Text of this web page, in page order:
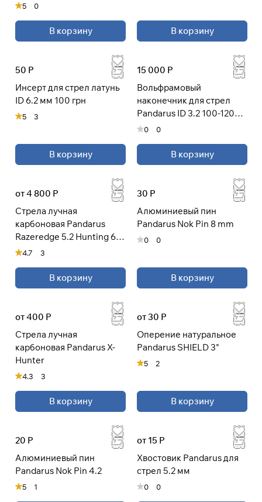
5 0
В корзину В корзину
50 Р
Инсерт для стрел латунь
ID 6.2 мм 100 грн
5 3
В корзину
15 000 Р
Вольфрамовый
наконечник для стрел
Pandarus ID 3.2 100-120
грн 4.8 мм
0 0
В корзину
от 4 800 Р
Стрела лучная
карбоновая Pandarus
Razeredge 5.2 Hunting 6
шт4.7 3
В корзину
30 Р
Алюминиевый пин
Pandarus Nok Pin 8 mm
0 0
В корзину
от 400 Р
Стрела лучная
карбоновая Pandarus X-
Hunter
4.3 3
В корзину
от 30 Р
Оперение натуральное
Pandarus SHIELD 3"
5 2
В корзину
20 Р
Алюминиевый пин
Pandarus Nok Pin 4.2
5 1
от 15 Р
Хвостовик Pandarus для
стрел 5.2 мм
0 0